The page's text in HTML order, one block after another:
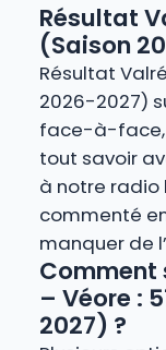
Résultat
(Saison
Résultat
2026-2027)
face-à-face,
tout savoir
à notre radio
commenté
manquer de
Comment
– Véore :
2027) ?